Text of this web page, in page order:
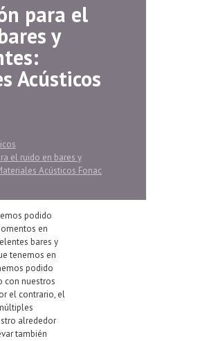
para el
y
Acústicos
el ruido en bares y
Acústicos Fonac
podido
en
bares y
tenemos en
podido
con nuestros
el contrario, el
alrededor
también